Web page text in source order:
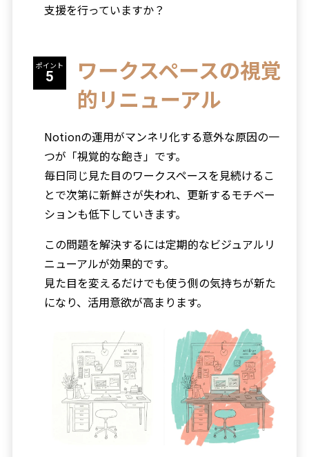
支援を行っていますか？
ポイント
ワークスペースの視覚
的リニューアル
Notionの運用がマンネリ化する意外な原因の一
つが「視覚的な飽き」です。
毎日同じ見た目のワークスペースを見続けるこ
とで次第に新鮮さが失われ、更新するモチベー
ションも低下していきます。
この問題を解決するには定期的なビジュアルリ
ニューアルが効果的です。
見た目を変えるだけでも使う側の気持ちが新た
になり、活用意欲が高まります。